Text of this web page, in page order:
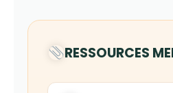
RESSOURCES